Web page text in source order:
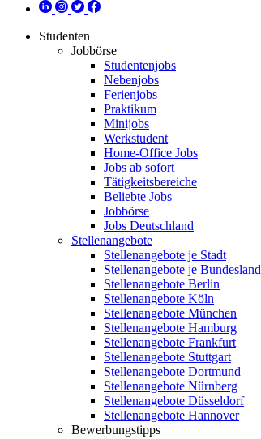
Studenten
Jobbörse
Studentenjobs
Nebenjobs
Ferienjobs
Praktikum
Minijobs
Werkstudent
Home-Office Jobs
Jobs ab sofort
Tätigkeitsbereiche
Beliebte Jobs
Jobbörse
Jobs Deutschland
Stellenangebote
Stellenangebote je Stadt
Stellenangebote je Bundesland
Stellenangebote Berlin
Stellenangebote Köln
Stellenangebote München
Stellenangebote Hamburg
Stellenangebote Frankfurt
Stellenangebote Stuttgart
Stellenangebote Dortmund
Stellenangebote Nürnberg
Stellenangebote Düsseldorf
Stellenangebote Hannover
Bewerbungstipps